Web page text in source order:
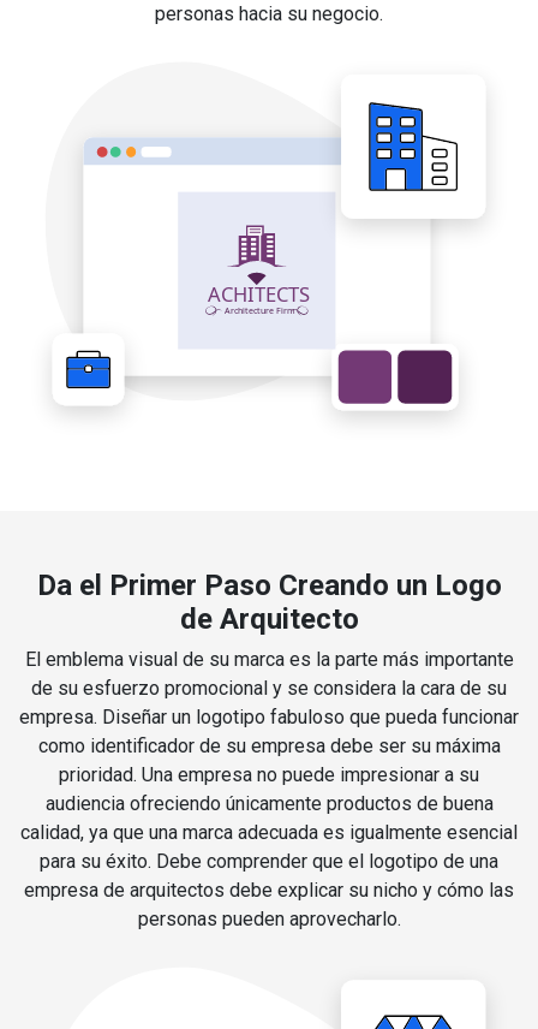
personas hacia su negocio.
Da el Primer Paso Creando un Logo
de Arquitecto
El emblema visual de su marca es la parte más importante
de su esfuerzo promocional y se considera la cara de su
empresa. Diseñar un logotipo fabuloso que pueda funcionar
como identificador de su empresa debe ser su máxima
prioridad. Una empresa no puede impresionar a su
audiencia ofreciendo únicamente productos de buena
calidad, ya que una marca adecuada es igualmente esencial
para su éxito. Debe comprender que el logotipo de una
empresa de arquitectos debe explicar su nicho y cómo las
personas pueden aprovecharlo.